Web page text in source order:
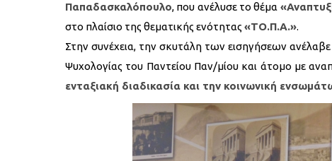
Παπαδασκαλόπουλο, που ανέλυσε το θέμα
στο πλαίσιο της θεματικής ενότητας «ΤΟ.Π.Α.».
Στην συνέχεια, την σκυτάλη των εισηγήσεων
Ψυχολογίας του Παντείου Παν/μίου και άτομο με
ενταξιακή διαδικασία και την κοινωνική